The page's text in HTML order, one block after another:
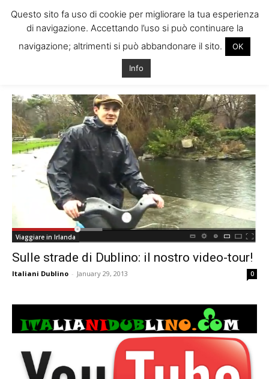
Tag: video italiani dublino
Viaggiare in Irlanda
Sulle strade di Dublino: il nostro video-tour!
Italiani Dublino - January 29, 2013 0
Questo sito fa uso di cookie per migliorare la tua esperienza
di navigazione. Accettando l’uso si può continuare la
navigazione; altrimenti si può abbandonare il sito.
OK
Info